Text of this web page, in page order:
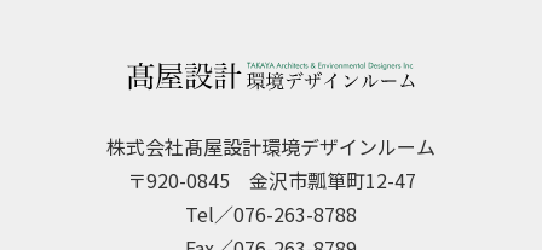
株式会社髙屋設計環境デザインルーム
〒920-0845 金沢市瓢箪町12-47
Tel／076-263-8788